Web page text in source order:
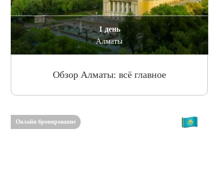
1 день
Алматы
Обзор Алматы: всё главное
Онлайн бронирование